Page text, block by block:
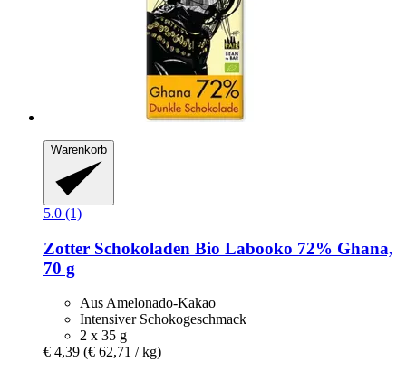
Warenkorb
5.0 (1)
Zotter Schokoladen Bio Labooko 72% Ghana,
70 g
Aus Amelonado-Kakao
Intensiver Schokogeschmack
2 x 35 g
€ 4,39 (€ 62,71 / kg)